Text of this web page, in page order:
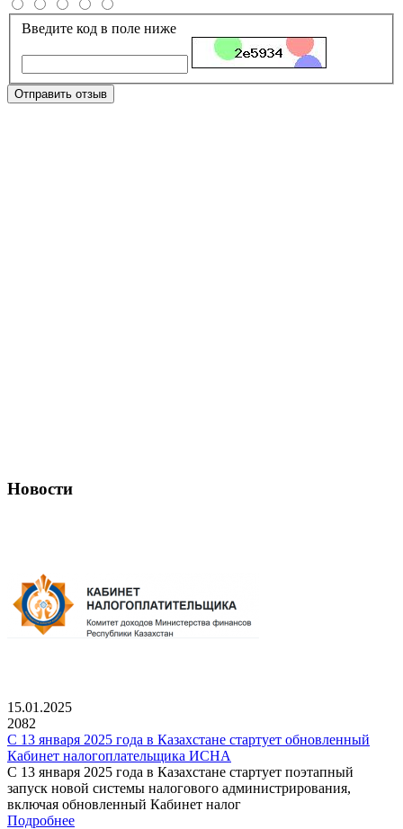
Введите код в поле ниже
Отправить отзыв
Новости
15.01.2025
2082
С 13 января 2025 года в Казахстане стартует обновленный
Кабинет налогоплательщика ИСНА
С 13 января 2025 года в Казахстане стартует поэтапный
запуск новой системы налогового администрирования,
включая обновленный Кабинет налог
Подробнее